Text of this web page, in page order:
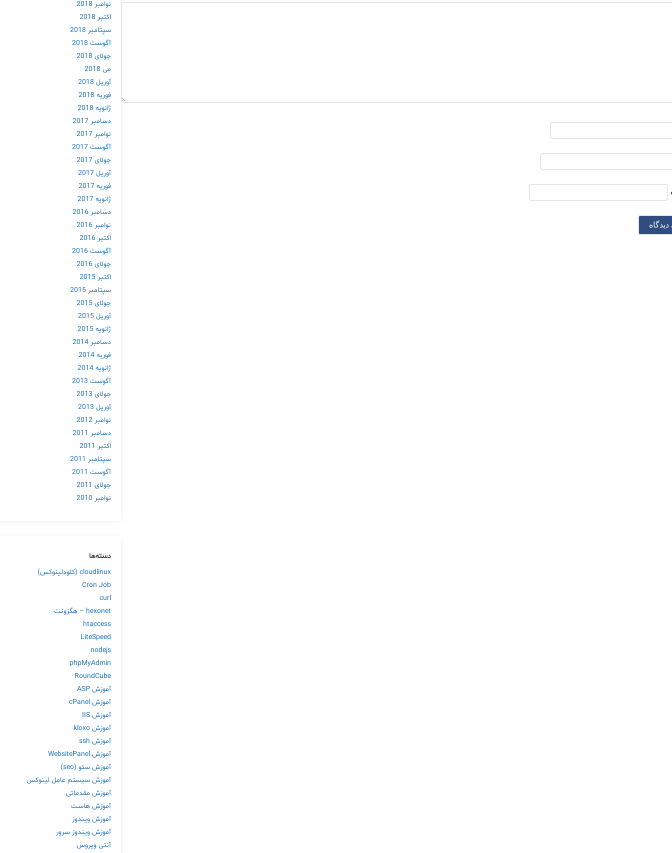
نوامبر 2018
اکتبر 2018
سپتامبر 2018
آگوست 2018
جولای 2018
می 2018
آوریل 2018
فوریه 2018
ژانویه 2018
دسامبر 2017
نوامبر 2017
آگوست 2017
جولای 2017
آوریل 2017
فوریه 2017
ژانویه 2017
دسامبر 2016
نوامبر 2016
اکتبر 2016
آگوست 2016
جولای 2016
اکتبر 2015
سپتامبر 2015
جولای 2015
آوریل 2015
ژانویه 2015
دسامبر 2014
فوریه 2014
ژانویه 2014
آگوست 2013
جولای 2013
آوریل 2013
نوامبر 2012
دسامبر 2011
اکتبر 2011
سپتامبر 2011
آگوست 2011
جولای 2011
نوامبر 2010
دسته‌ها
cloudlinux (کلودلینوکس)
Cron Job
curl
hexonet – هگزونت
htaccess
LiteSpeed
nodejs
phpMyAdmin
RoundCube
آموزش ASP
آموزش cPanel
آموزش IIS
آموزش kloxo
آموزش ssh
آموزش WebsitePanel
آموزش سئو (seo)
آموزش سیستم عامل لینوکس
آموزش مقدماتی
آموزش هاست
آموزش ویندوز
آموزش ویندوز سرور
آنتی ویروس